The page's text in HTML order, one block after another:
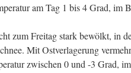
am Tag 1 bis 4 Grad, im
zum Freitag stark bewölkt, in
Mit Ostverlagerung
zwischen 0 und -3 Grad,